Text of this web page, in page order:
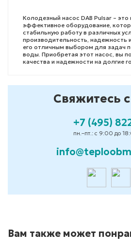
Колодезный насос DAB Pulsar –
эффективное оборудование,
стабильную работу в различных
производительность, надежность
его отличным выбором для задач
воды. Приобретая этот насос, вы
качества и надежности на долгие
Свяжитесь
+7 (495)
пн.–пт.: с 9:00 до
Вам также может